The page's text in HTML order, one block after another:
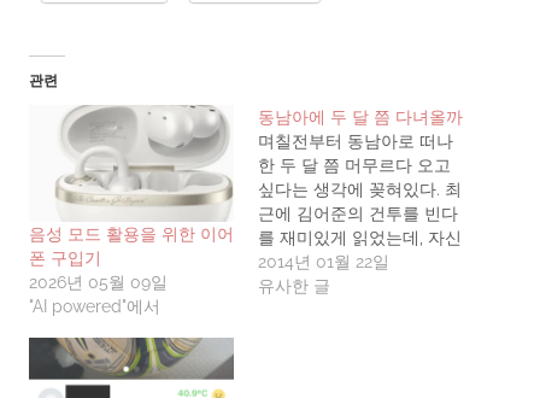
관련
음성 모드 활용을 위한 이어
폰 구입기
2026년 05월 09일
"AI powered"에서
동남아에 두 달 쯤 다녀올까
며칠전부터 동남아로 떠나
한 두 달 쯤 머무르다 오고
싶다는 생각에 꽂혀있다. 최
근에 김어준의 건투를 빈다
를 재미있게 읽었는데, 자신
은 해외 여행을 통해 얻은
것이 많다며 해외 여행을 적
2014년 01월 22일
유사한 글